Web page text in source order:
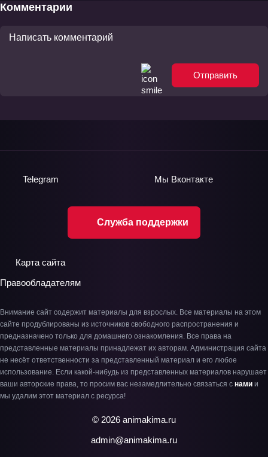
Комментарии
Отправить
Служба поддержки
Telegram Мы Вконтакте
Карта сайта
Правообладателям
Внимание сайт содержит материалы для взрослых. Все материалы на этом
сайте продублированы из источников свободного распространения и
предназначено только для домашнего ознакомления. Все права на
представленные материалы принадлежат их авторам. Администрация сайта
не несёт ответственности за представленный материал и его любое
использование. Если какой-нибудь из представленных материалов нарушает
ваши авторские права, то просим вас незамедлительно связаться с нами и
мы удалим этот материал с ресурса!
© 2026 animakima.ru
admin@animakima.ru